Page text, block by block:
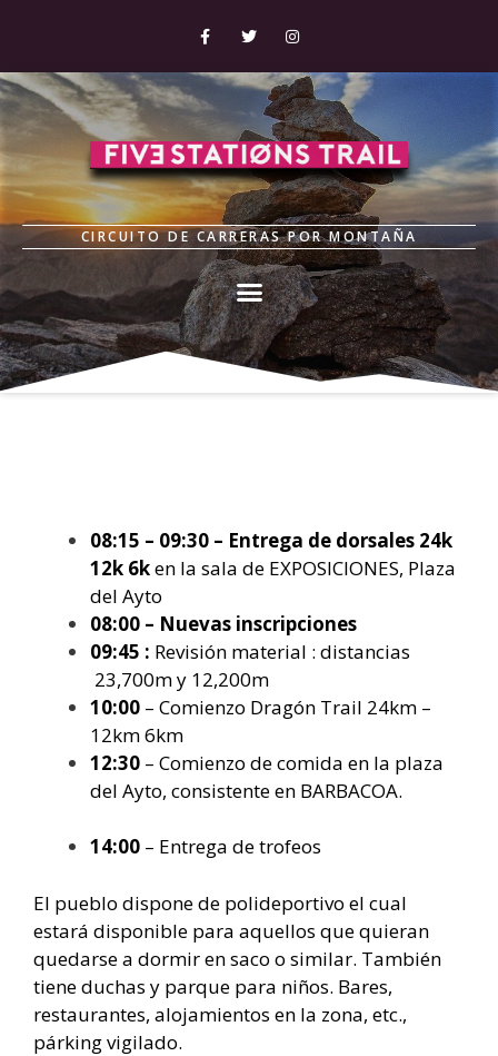
CIRCUITO DE CARRERAS POR MONTAÑA
08:15 – 09:30 – Entrega de dorsales 24k
12k 6ken la sala de EXPOSICIONES, Plaza
del Ayto
08:00 – Nuevas inscripciones
09:45 : Revisión material : distancias
23,700m y 12,200m
10:00 – Comienzo Dragón Trail 24km –
12km 6km
12:30 – Comienzo de comida en la plaza
del Ayto, consistente en BARBACOA.
14:00 – Entrega de trofeos
El pueblo dispone de polideportivo el cual
estará disponible para aquellos que quieran
quedarse a dormir en saco o similar. También
tiene duchas y parque para niños. Bares,
restaurantes, alojamientos en la zona, etc.,
párking vigilado.